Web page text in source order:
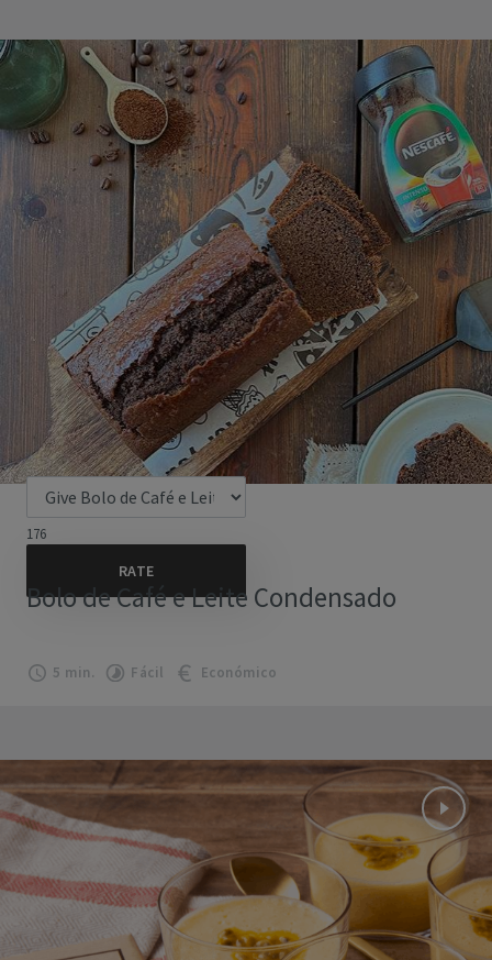
176
Bolo de Café e Leite Condensado
5 min. Fácil Económico